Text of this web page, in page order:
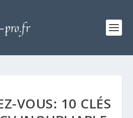
VOUS: 10 CLÉS